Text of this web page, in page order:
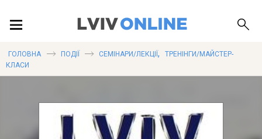
ГОЛОВНА ПОДІЇ СЕМІНАРИ/ЛЕКЦІЇ,
ТРЕНІНГИ/МАЙСТЕР-
КЛАСИ